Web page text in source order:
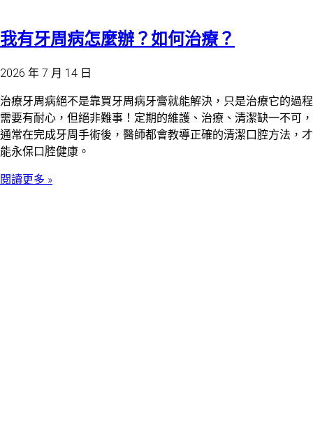
我有牙周病怎麼辦？如何治療？
2026 年 7 月 14 日
治療牙周病絕不是靠買牙周病牙膏就能解決，只是治療它的過程
需要有耐心，但絕非難事！定期的維護、治療、清潔缺一不可，
通常在完成牙周手術後，醫師都會教導正確的清潔口腔方法，才
能永保口腔健康。
閱讀更多 »